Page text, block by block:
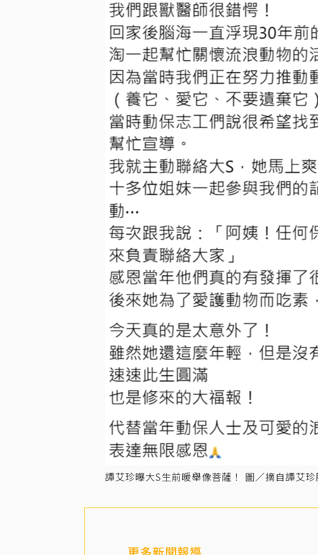
譚艾珍曝大S生前暖舉像菩薩！ 圖／摘自譚艾珍